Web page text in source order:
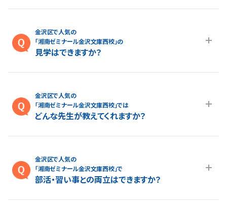
の英語力育成（小5〜小6）、 小学生の国語力育成&小学生のプ
ログラミング力育成、 中学生は 高校受験／定期テスト対策（中
対策 / 定期テスト対策（高1〜高3）、 総合型選抜（AO）・推薦入
金沢区で人気の
「湘南ゼミナール金沢文庫西校」の
見学はできますか？
金沢区で人気の
「湘南ゼミナール金沢文庫西校」では
どんな先生が教えてくれますか？
意な講師が多い所も湘ゼミの特長です。さらに、厳しい基準をク
リアした講師だけが指導に当たり、トップ校・上位校対策に必要
金沢区で人気の
「湘南ゼミナール金沢文庫西校」で
部活・習い事との両立はできますか？